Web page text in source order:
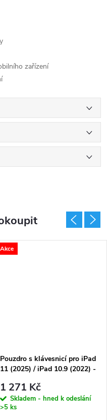
zařízení
Akce
Pouzdro s klávesnicí pro iPad
11 (2025) / iPad 10.9 (2022) -
1 271 Kč
Skladem - hned k odeslání
>5 ks